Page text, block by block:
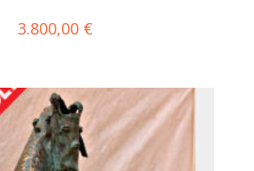
3.800,00 €